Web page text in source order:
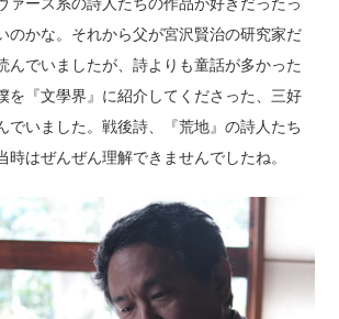
のかな。それから父が宮沢賢治の研究家だ
んでいましたが、詩よりも童話が多かった
を『文學界』に紹介してくださった、三好
でいました。戦後詩、『荒地』の詩人たち
時はぜんぜん理解できませんでしたね。